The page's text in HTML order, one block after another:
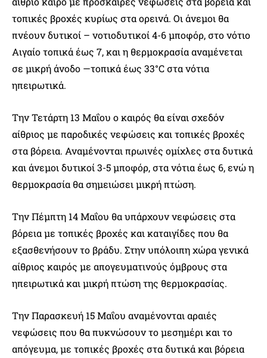
τοπικές βροχές κυρίως στα ορεινά. Οι άνεμοι θα
πνέουν δυτικοί – νοτιοδυτικοί 4-6 μποφόρ, στο νότιο
Αιγαίο τοπικά έως 7, και η θερμοκρασία αναμένεται
σε μικρή άνοδο —τοπικά έως 33°C στα νότια
ηπειρωτικά.
Την Τετάρτη 13 Μαΐου ο καιρός θα είναι σχεδόν
αίθριος με παροδικές νεφώσεις και τοπικές βροχές
στα βόρεια. Αναμένονται πρωινές ομίχλες στα δυτικά
και άνεμοι δυτικοί 3-5 μποφόρ, στα νότια έως 6, ενώ η
θερμοκρασία θα σημειώσει μικρή πτώση.
Την Πέμπτη 14 Μαΐου θα υπάρχουν νεφώσεις στα
βόρεια με τοπικές βροχές και καταιγίδες που θα
εξασθενήσουν το βράδυ. Στην υπόλοιπη χώρα γενικά
αίθριος καιρός με απογευματινούς όμβρους στα
ηπειρωτικά και μικρή πτώση της θερμοκρασίας.
Την Παρασκευή 15 Μαΐου αναμένονται αραιές
νεφώσεις που θα πυκνώσουν το μεσημέρι και το
απόγευμα, με τοπικές βροχές στα δυτικά και βόρεια